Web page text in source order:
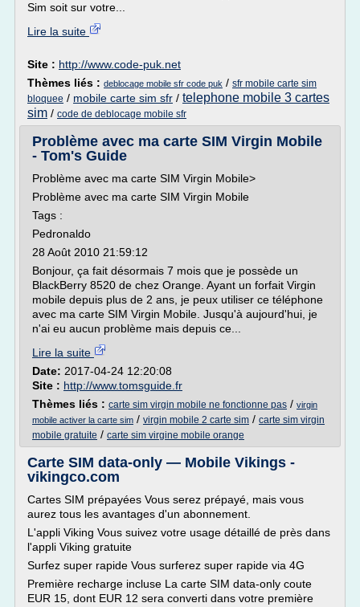
Sim soit sur votre...
Lire la suite
Site : http://www.code-puk.net
Thèmes liés : deblocage mobile sfr code puk / sfr mobile carte sim
bloquee / mobile carte sim sfr / telephone mobile 3 cartes
sim / code de deblocage mobile sfr
Problème avec ma carte SIM Virgin Mobile
- Tom's Guide
Problème avec ma carte SIM Virgin Mobile>
Problème avec ma carte SIM Virgin Mobile
Tags :
Pedronaldo
28 Août 2010 21:59:12
Bonjour, ça fait désormais 7 mois que je possède un
BlackBerry 8520 de chez Orange. Ayant un forfait Virgin
mobile depuis plus de 2 ans, je peux utiliser ce téléphone
avec ma carte SIM Virgin Mobile. Jusqu'à aujourd'hui, je
n'ai eu aucun problème mais depuis ce...
Lire la suite
Date: 2017-04-24 12:20:08
Site : http://www.tomsguide.fr
Thèmes liés : carte sim virgin mobile ne fonctionne pas / virgin
mobile activer la carte sim / virgin mobile 2 carte sim / carte sim virgin
mobile gratuite / carte sim virgine mobile orange
Carte SIM data-only — Mobile Vikings -
vikingco.com
Cartes SIM prépayées Vous serez prépayé, mais vous
aurez tous les avantages d'un abonnement.
L'appli Viking Vous suivez votre usage détaillé de près dans
l'appli Viking gratuite
Surfez super rapide Vous surferez super rapide via 4G
Première recharge incluse La carte SIM data-only coute
EUR 15, dont EUR 12 sera converti dans votre première